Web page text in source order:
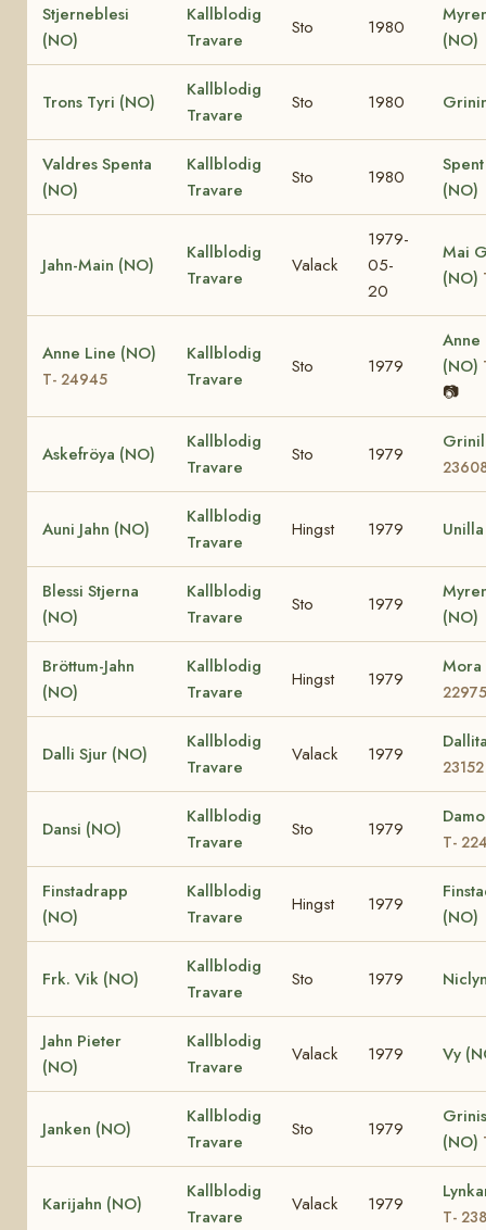
Stjerneblesi
(NO)
Kallblodig
Travare
Sto 1980
(NO)
Trons Tyri (NO)
Kallblodig
Travare
Sto 1980
Valdres Spenta
(NO)
Kallblodig
Travare
Sto 1980
(NO)
Jahn-Main (NO)
Kallblodig
Travare
Valack
1979-
05-
20
Mai
(NO)
Anne Line (NO)
T- 24945
Kallblodig
Travare
Sto 1979
Anne
(NO)
📷
Askefröya (NO)
Kallblodig
Travare
Sto 1979
Auni Jahn (NO)
Kallblodig
Travare
Hingst 1979
Blessi Stjerna
(NO)
Kallblodig
Travare
Sto 1979
(NO)
Bröttum-Jahn
(NO)
Kallblodig
Travare
Hingst 1979
22975
Dalli Sjur (NO)
Kallblodig
Travare
Valack 1979
23152
Dansi (NO)
Kallblodig
Travare
Sto 1979
T-
Finstadrapp
(NO)
Kallblodig
Travare
Hingst 1979
(NO)
Frk. Vik (NO)
Kallblodig
Travare
Sto 1979
Jahn Pieter
(NO)
Kallblodig
Travare
Valack 1979 Vy
Janken (NO)
Kallblodig
Travare
Sto 1979
(NO)
Karijahn (NO)
Kallblodig
Travare
Valack 1979
T-